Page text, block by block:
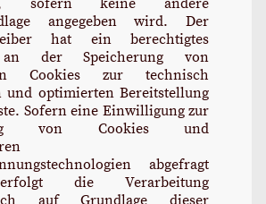
angegeben wird. Der
hat ein berechtigtes
an der Speicherung von
Cookies zur technisch
und optimierten Bereitstellung
Sofern eine Einwilligung zur
von Cookies und
abgefragt
die Verarbeitung
auf Grundlage dieser